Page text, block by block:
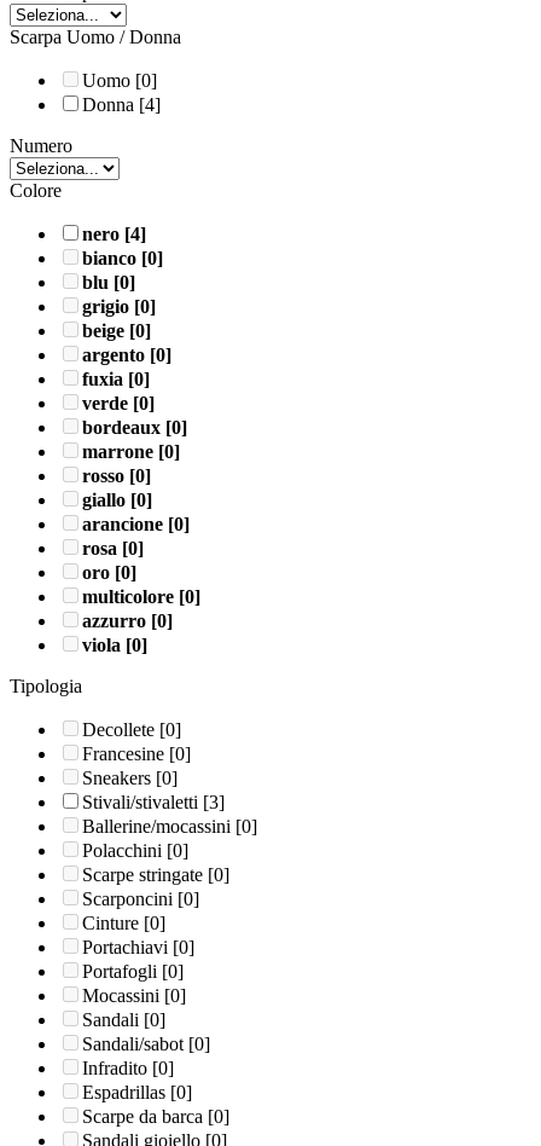
Scarpa Uomo / Donna
Uomo [0]
Donna [4]
Numero
Colore
nero [4]
bianco [0]
blu [0]
grigio [0]
beige [0]
argento [0]
fuxia [0]
verde [0]
bordeaux [0]
marrone [0]
rosso [0]
giallo [0]
arancione [0]
rosa [0]
oro [0]
multicolore [0]
azzurro [0]
viola [0]
Tipologia
Decollete [0]
Francesine [0]
Sneakers [0]
Stivali/stivaletti [3]
Ballerine/mocassini [0]
Polacchini [0]
Scarpe stringate [0]
Scarponcini [0]
Cinture [0]
Portachiavi [0]
Portafogli [0]
Mocassini [0]
Sandali [0]
Sandali/sabot [0]
Infradito [0]
Espadrillas [0]
Scarpe da barca [0]
Sandali gioiello [0]